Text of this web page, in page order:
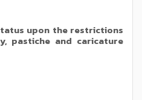
upon the restrictions
pastiche and caricature